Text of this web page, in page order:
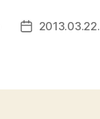
Bejegyzés
2013.03.22.